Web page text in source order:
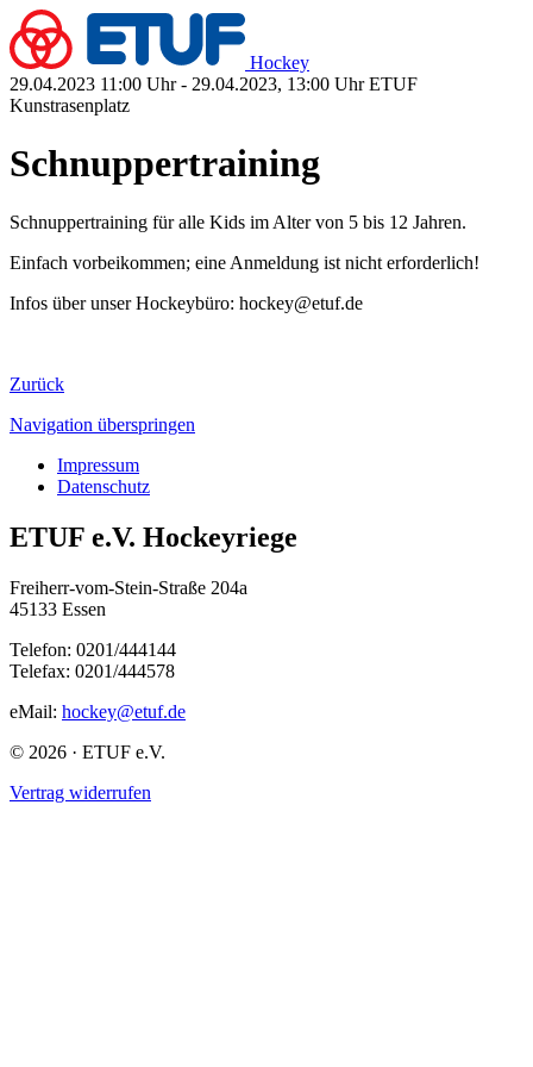
Hockey
29.04.2023 11:00 Uhr - 29.04.2023, 13:00 Uhr ETUF
Kunstrasenplatz
Schnuppertraining
Schnuppertraining für alle Kids im Alter von 5 bis 12 Jahren.
Einfach vorbeikommen; eine Anmeldung ist nicht erforderlich!
Infos über unser Hockeybüro: hockey@etuf.de
Zurück
Navigation überspringen
Impressum
Datenschutz
ETUF e.V. Hockeyriege
Freiherr-vom-Stein-Straße 204a
45133 Essen
Telefon: 0201/444144
Telefax: 0201/444578
eMail: hockey@etuf.de
© 2026 · ETUF e.V.
Vertrag widerrufen